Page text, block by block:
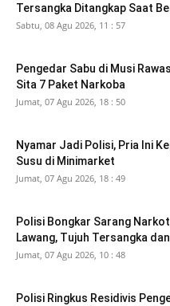
Tersangka Ditangkap Saat
Sabtu, 08 Agu 2026, 11 : 57
Pengedar Sabu di Musi
Sita 7 Paket Narkoba
Jumat, 07 Agu 2026, 18 : 50
Nyamar Jadi Polisi, Pria Ini
Susu di Minimarket
Jumat, 07 Agu 2026, 18 : 49
Polisi Bongkar Sarang
Lawang, Tujuh Tersangka
Jumat, 07 Agu 2026, 10 : 48
Polisi Ringkus Residivis